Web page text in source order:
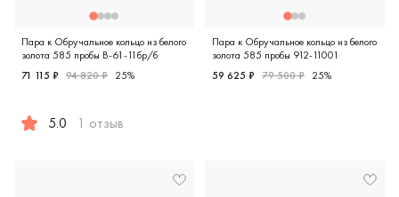
Пара к Обручальное кольцо из белого
золота 585 пробы В-61-11бр/б
71 115 ₽ 94 820 ₽ 25%
5.0 1 отзыв
Пара к Обручальное кольцо из белого
золота 585 пробы 912-11001
59 625 ₽ 79 500 ₽ 25%